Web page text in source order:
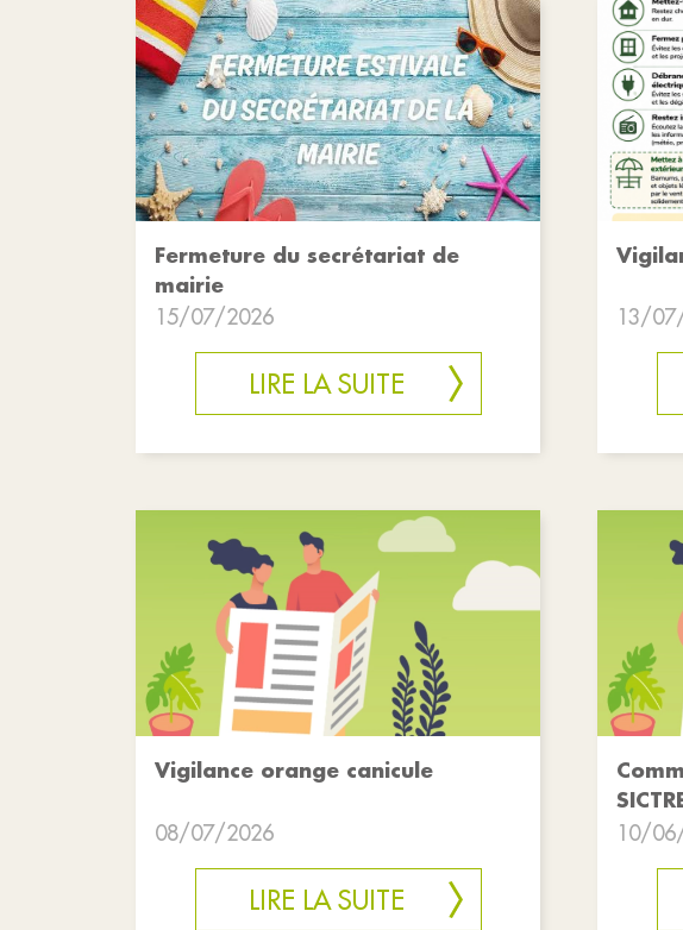
Fermeture du secrétariat de
mairie
15/07/2026
LIRE LA SUITE
13/
Vigilance orange canicule
08/07/2026
LIRE LA SUITE
10/